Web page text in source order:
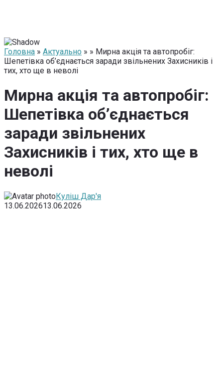
Головна » Актуально » » Мирна акція та автопробіг:
Шепетівка об’єднається заради звільнених Захисників і
тих, хто ще в неволі
Мирна акція та автопробіг:
Шепетівка об’єднається
заради звільнених
Захисників і тих, хто ще в
неволі
Куліш Дар'я
13.06.202613.06.2026